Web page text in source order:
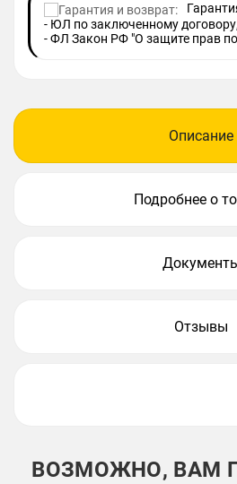
- ЮЛ по заключенному
- ФЛ Закон РФ "О защите прав
Описание
Подробнее о
Отзывы
ВОЗМОЖНО, ВАМ